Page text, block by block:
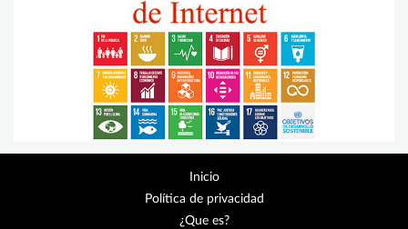
Inicio
Política de privacidad
¿Que es?